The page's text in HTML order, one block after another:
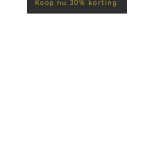
Koop nu 30% korting